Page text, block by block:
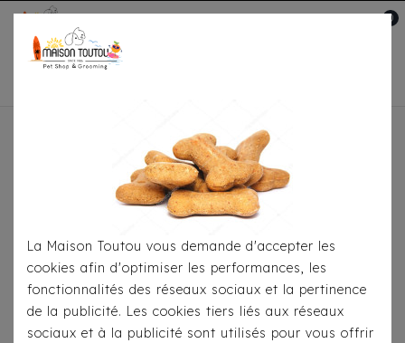
0
Pour S'habiller Accessoires
Papillon Milk & Pepper Stardust Red
La Maison Toutou vous demande d'accepter les
cookies afin d'optimiser les performances, les
fonctionnalités des réseaux sociaux et la pertinence
de la publicité. Les cookies tiers liés aux réseaux
sociaux et à la publicité sont utilisés pour vous offrir